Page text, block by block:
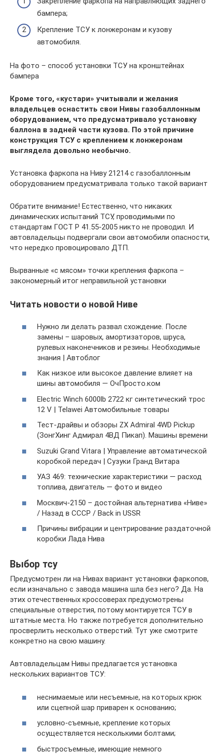
бампера;
Крепление ТСУ к лонжеронам и кузову
автомобиля.
На фото – способ установки ТСУ на кронштейнах
бампера
Кроме того, «кустари» учитывали и желания
владельцев оснастить свои Нивы газобаллонным
оборудованием, что предусматривало установку
баллона в задней части кузова. По этой причине
конструкция ТСУ с креплением к лонжеронам
выглядела довольно необычно.
Установка фаркопа на Ниву 21214 с газобаллонным
оборудованием предусматривала только такой вариант
Обратите внимание! Естественно, что никаких
динамических испытаний ТСУ, проводимыми по
стандартам ГОСТ Р 41.55-2005 никто не проводил. И
автовладельцы подвергали свои автомобили опасности,
что нередко провоцировало ДТП.
Вырванные «с мясом» точки крепления фаркопа –
закономерный итог неправильной установки
Читать новости о новой Ниве
Нужно ли делать развал схождение. После
замены – шаровых, амортизаторов, шруса,
рулевых наконечников и резины. Необходимые
знания | Автоблог
Как низкое или высокое давление влияет на
шины автомобиля — ОчПросто.ком
Electric Winch 6000lb 2722 кг синтетический трос
12 V | Telawei Автомобильные товары
Тест-драйвы и обзоры ZX Admiral 4WD Pickup
(ЗонгХинг Адмирал 4ВД Пикап). Машины времени
Suzuki Grand Vitara | Управление автоматической
коробкой передач | Сузуки Гранд Витара
УАЗ 469: технические характеристики — расход
топлива, двигатель — фото и видео
Москвич-2150 – достойная альтернатива «Ниве»
/ Назад в СССР / Back in USSR
Причины вибрации и центрирование раздаточной
коробки Лада Нива
Выбор тсу
Предусмотрен ли на Нивах вариант установки фаркопов,
если изначально с завода машина шла без него? Да. На
этих отечественных кроссоверах предусмотрены
специальные отверстия, потому монтируется ТСУ в
штатные места. Но также потребуется дополнительно
просверлить несколько отверстий. Тут уже смотрите
конкретно на свою машину.
Автовладельцам Нивы предлагается установка
нескольких вариантов ТСУ:
неснимаемые или несъемные, на которых крюк
или сцепной шар приварен к основанию;
условно-съемные, крепление которых
осуществляется несколькими болтами;
быстросъемные, имеющие немного